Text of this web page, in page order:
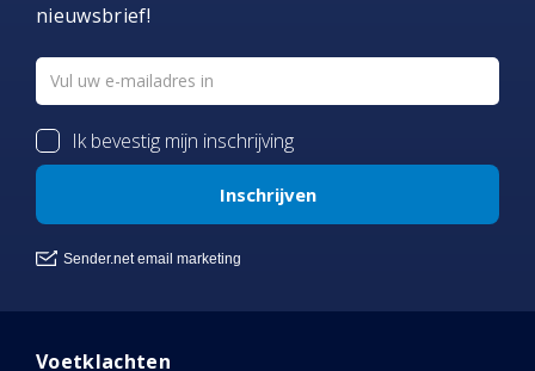
nieuwsbrief!
Voetklachten